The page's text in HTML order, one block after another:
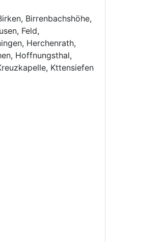
Birrenbachshöhe,
Feld,
Herchenrath,
Hoffnungsthal,
Kttensiefen